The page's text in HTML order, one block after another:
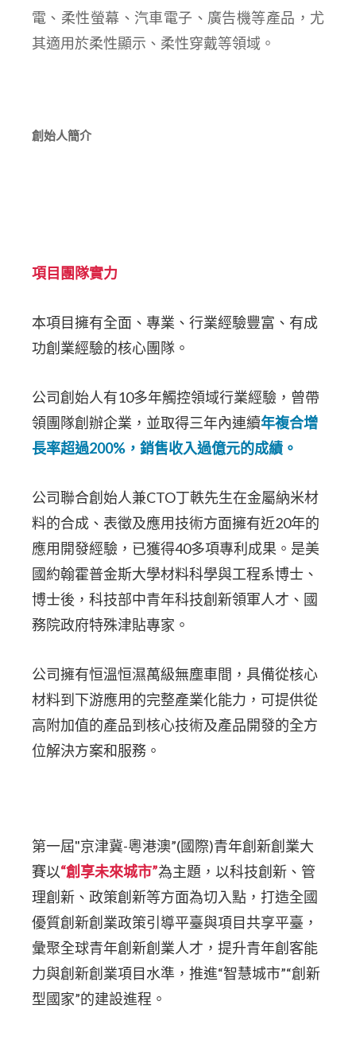
電、柔性螢幕、汽車電子、廣告機等產品，尤
其適用於柔性顯示、柔性穿戴等領域。
創始人簡介
項目團隊實力
本項目擁有全面、專業、行業經驗豐富、有成
功創業經驗的核心團隊。
公司創始人有10多年觸控領域行業經驗，曾帶
領團隊創辦企業，並取得三年內連續年複合增
長率超過200%，銷售收入過億元的成績。
公司聯合創始人兼CTO丁軼先生在金屬納米材
料的合成、表徵及應用技術方面擁有近20年的
應用開發經驗，已獲得40多項專利成果。是美
國約翰霍普金斯大學材料科學與工程系博士、
博士後，科技部中青年科技創新領軍人才、國
務院政府特殊津貼專家。
公司擁有恒溫恒濕萬級無塵車間，具備從核心
材料到下游應用的完整產業化能力，可提供從
高附加值的產品到核心技術及產品開發的全方
位解決方案和服務。
第一屆"京津冀-粵港澳”(國際)青年創新創業大
賽以“創享未來城市”為主題，以科技創新、管
理創新、政策創新等方面為切入點，打造全國
優質創新創業政策引導平臺與項目共享平臺，
彙聚全球青年創新創業人才，提升青年創客能
力與創新創業項目水準，推進“智慧城市”“創新
型國家”的建設進程。